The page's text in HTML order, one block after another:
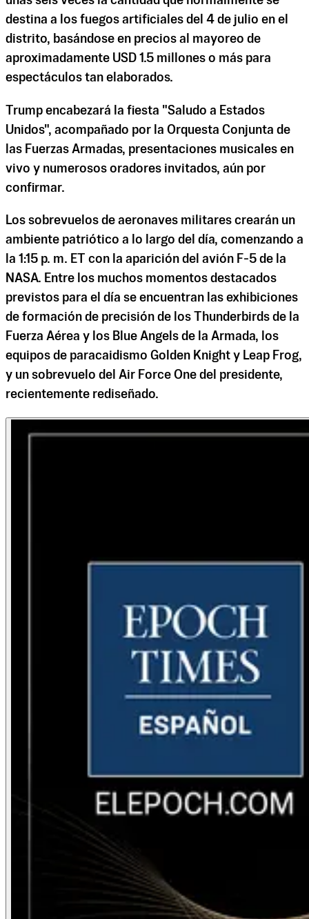
destina a los fuegos artificiales del 4 de julio en el
distrito, basándose en precios al mayoreo de
aproximadamente USD 1.5 millones o más para
espectáculos tan elaborados.
Trump encabezará la fiesta "Saludo a Estados
Unidos", acompañado por la Orquesta Conjunta de
las Fuerzas Armadas, presentaciones musicales en
vivo y numerosos oradores invitados, aún por
confirmar.
Los sobrevuelos de aeronaves militares crearán un
ambiente patriótico a lo largo del día, comenzando a
la 1:15 p. m. ET con la aparición del avión F-5 de la
NASA. Entre los muchos momentos destacados
previstos para el día se encuentran las exhibiciones
de formación de precisión de los Thunderbirds de la
Fuerza Aérea y los Blue Angels de la Armada, los
equipos de paracaidismo Golden Knight y Leap Frog,
y un sobrevuelo del Air Force One del presidente,
recientemente rediseñado.